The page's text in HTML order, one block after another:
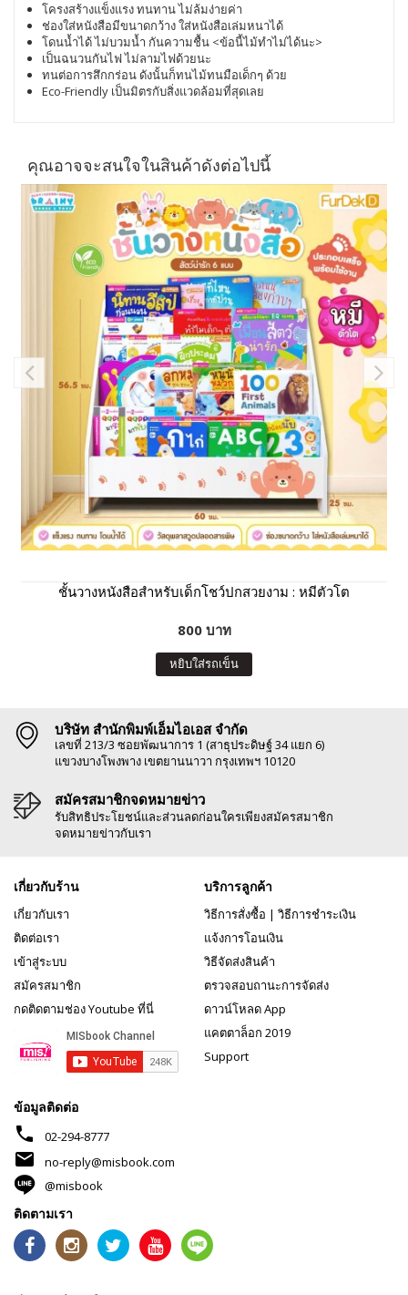
โครงสร้างแข็งแรง ทนทาน ไม่ล้มง่ายค่า
ช่องใส่หนังสือมีขนาดกว้าง ใส่หนังสือเล่มหนาได้
โดนน้ำได้ ไม่บวมน้ำ กันความชื้น <ข้อนี้ไม้ทำไม่ได้นะ>
เป็นฉนวนกันไฟ ไม่ลามไฟด้วยนะ
ทนต่อการสึกกร่อน ดังนั้นก็ทนไม้ทนมือเด็กๆ ด้วย
Eco-Friendly เป็นมิตรกับสิ่งแวดล้อมที่สุดเลย
คุณอาจจะสนใจในสินค้าดังต่อไปนี้
ชั้นวางหนังสือสำหรับเด็กโชว์ปกสวยงาม : หมีตัวโต
800 บาท
หยิบใส่รถเข็น
บริษัท สำนักพิมพ์เอ็มไอเอส จำกัด
เลขที่ 213/3 ซอยพัฒนาการ 1 (สาธุประดิษฐ์ 34 แยก 6)
แขวงบางโพงพาง เขตยานนาวา กรุงเทพฯ 10120
สมัครสมาชิกจดหมายข่าว
รับสิทธิประโยชน์และส่วนลดก่อนใครเพียงสมัครสมาชิก
จดหมายข่าวกับเรา
เกี่ยวกับร้าน
เกี่ยวกับเรา
ติดต่อเรา
เข้าสู่ระบบ
สมัครสมาชิก
กดติดตามช่อง Youtube ที่นี่
บริการลูกค้า
วิธีการสั่งซื้อ | วิธีการชำระเงิน
แจ้งการโอนเงิน
วิธีจัดส่งสินค้า
ตรวจสอบถานะการจัดส่ง
ดาวน์โหลด App
แคตตาล็อก 2019
Support
ข้อมูลติดต่อ
phone 02-294-8777
mail
no-reply@misbook.com
@misbook
ติดตามเรา